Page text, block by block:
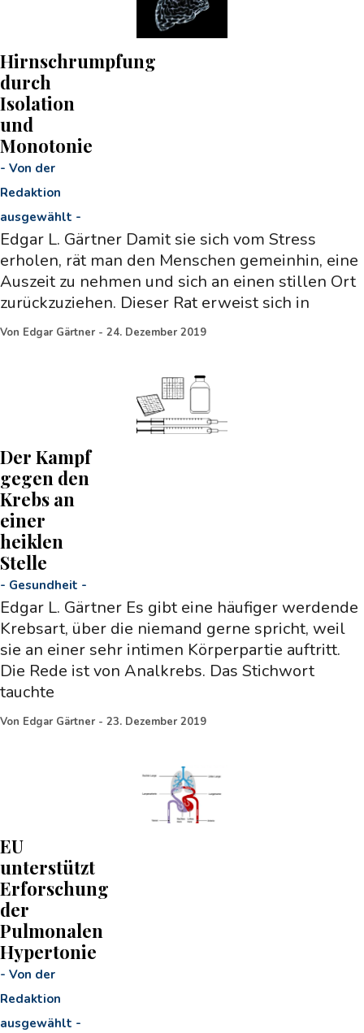
Hirnschrumpfung
durch
Isolation
und
Monotonie
- Von der
Redaktion
ausgewählt -
Edgar L. Gärtner Damit sie sich vom Stress
erholen, rät man den Menschen gemeinhin, eine
Auszeit zu nehmen und sich an einen stillen Ort
zurückzuziehen. Dieser Rat erweist sich in
Von Edgar Gärtner - 24. Dezember 2019
Der Kampf
gegen den
Krebs an
einer
heiklen
Stelle
- Gesundheit -
Edgar L. Gärtner Es gibt eine häufiger werdende
Krebsart, über die niemand gerne spricht, weil
sie an einer sehr intimen Körperpartie auftritt.
Die Rede ist von Analkrebs. Das Stichwort
tauchte
Von Edgar Gärtner - 23. Dezember 2019
EU
unterstützt
Erforschung
der
Pulmonalen
Hypertonie
- Von der
Redaktion
ausgewählt -